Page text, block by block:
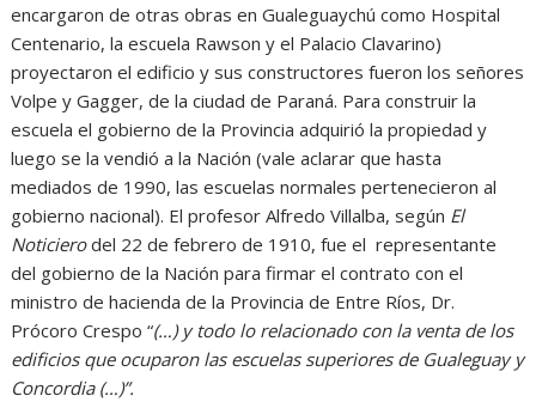
encargaron de otras obras en Gualeguaychú como Hospital
Centenario, la escuela Rawson y el Palacio Clavarino)
proyectaron el edificio y sus constructores fueron los señores
Volpe y Gagger, de la ciudad de Paraná. Para construir la
escuela el gobierno de la Provincia adquirió la propiedad y
luego se la vendió a la Nación (vale aclarar que hasta
mediados de 1990, las escuelas normales pertenecieron al
gobierno nacional). El profesor Alfredo Villalba, según El
Noticierodel 22 de febrero de 1910, fue el representante
del gobierno de la Nación para firmar el contrato con el
ministro de hacienda de la Provincia de Entre Ríos, Dr.
Prócoro Crespo “(…) y todo lo relacionado con la venta de los
edificios que ocuparon las escuelas superiores de Gualeguay y
Concordia (…)”.